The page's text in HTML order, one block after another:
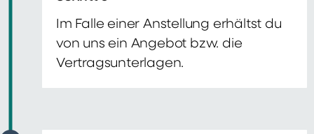
Im Falle einer Anstellung erhältst du
von uns ein Angebot bzw. die
Vertragsunterlagen.